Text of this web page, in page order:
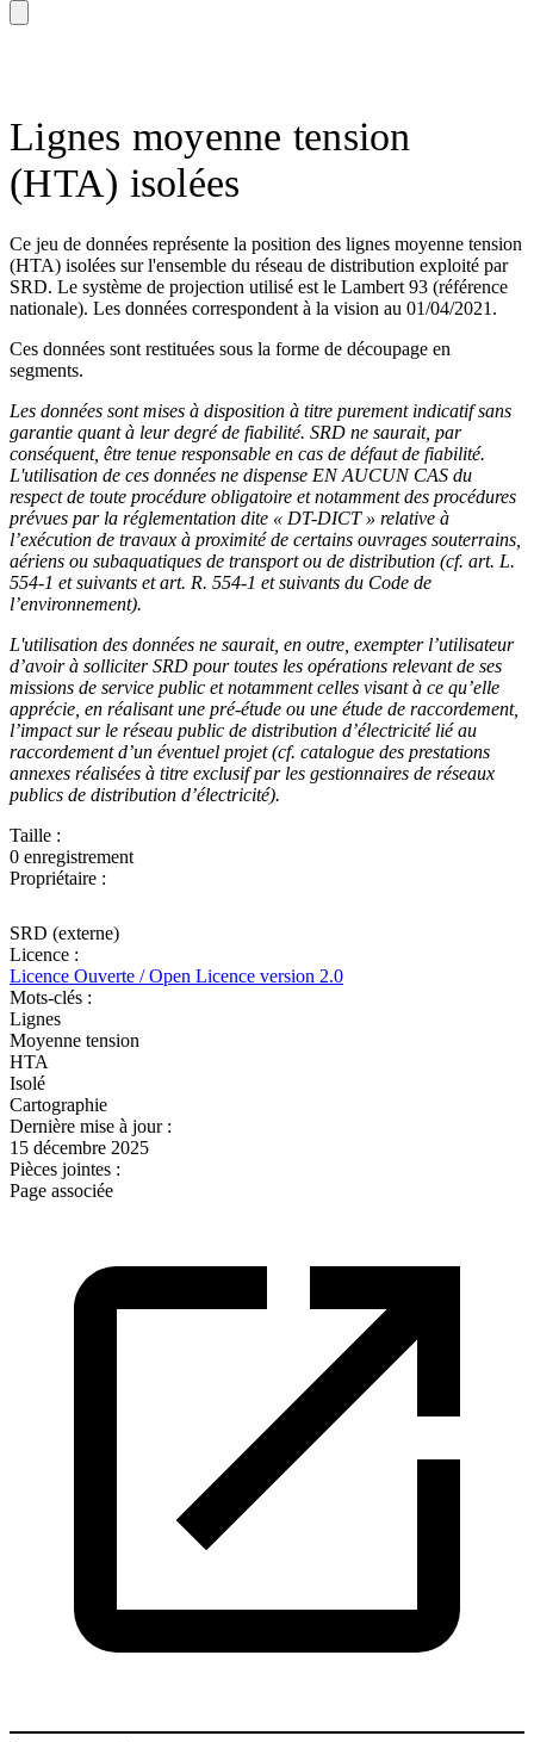
Lignes moyenne tension
(HTA) isolées
Ce jeu de données représente la position des lignes moyenne tension
(HTA) isolées sur l'ensemble du réseau de distribution exploité par
SRD. Le système de projection utilisé est le Lambert 93 (référence
nationale). Les données correspondent à la vision au 01/04/2021.
Ces données sont restituées sous la forme de découpage en
segments.
Les données sont mises à disposition à titre purement indicatif sans
garantie quant à leur degré de fiabilité. SRD ne saurait, par
conséquent, être tenue responsable en cas de défaut de fiabilité.
L'utilisation de ces données ne dispense EN AUCUN CAS du
respect de toute procédure obligatoire et notamment des procédures
prévues par la réglementation dite « DT-DICT » relative à
l’exécution de travaux à proximité de certains ouvrages souterrains,
aériens ou subaquatiques de transport ou de distribution (cf. art. L.
554-1 et suivants et art. R. 554-1 et suivants du Code de
l’environnement).
L'utilisation des données ne saurait, en outre, exempter l’utilisateur
d’avoir à solliciter SRD pour toutes les opérations relevant de ses
missions de service public et notamment celles visant à ce qu’elle
apprécie, en réalisant une pré-étude ou une étude de raccordement,
l’impact sur le réseau public de distribution d’électricité lié au
raccordement d’un éventuel projet (cf. catalogue des prestations
annexes réalisées à titre exclusif par les gestionnaires de réseaux
publics de distribution d’électricité).
Taille :
0 enregistrement
Propriétaire :
SRD (externe)
Licence :
Licence Ouverte / Open Licence version 2.0
Mots-clés :
Lignes
Moyenne tension
HTA
Isolé
Cartographie
Dernière mise à jour :
15 décembre 2025
Pièces jointes :
Page associée